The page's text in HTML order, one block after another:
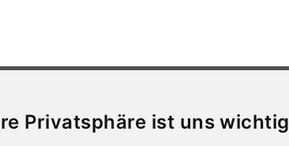
Privatsphäre ist uns wichtig
Sprechstunden